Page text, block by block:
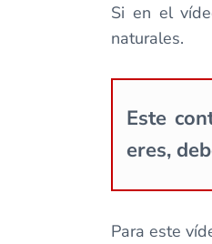
Si en el
naturales.
Este
eres,
Para este